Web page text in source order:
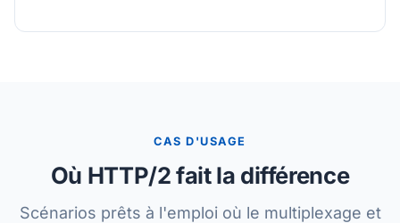
CAS D'USAGE
Où HTTP/2 fait la différence
Scénarios prêts à l'emploi où le multiplexage et